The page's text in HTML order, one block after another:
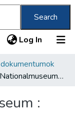
Search
Log In (current)
Budapest Nationalmuseum : Bibliothek : Repositorium
: